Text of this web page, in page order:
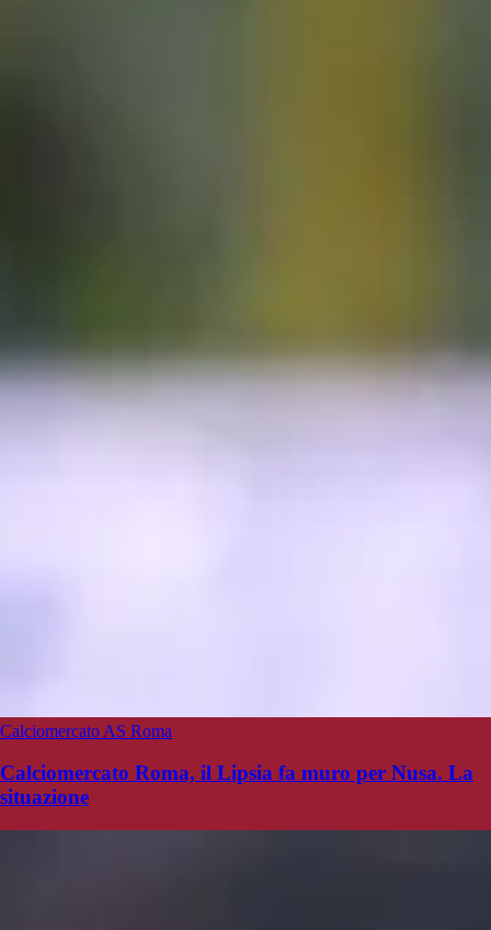
Calciomercato AS Roma
Calciomercato Roma, il Lipsia fa muro per Nusa. La
situazione